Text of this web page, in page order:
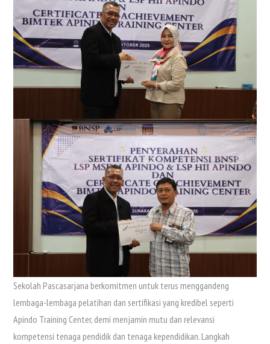
Sekolah Pascasarjana berkomitmen untuk terus menggandeng
lembaga-lembaga pelatihan dan sertifikasi yang kredibel seperti
Apindo Training Center, demi menjamin mutu dan relevansi
kompetensi tenaga pendidik dan tenaga kependidikan. Langkah